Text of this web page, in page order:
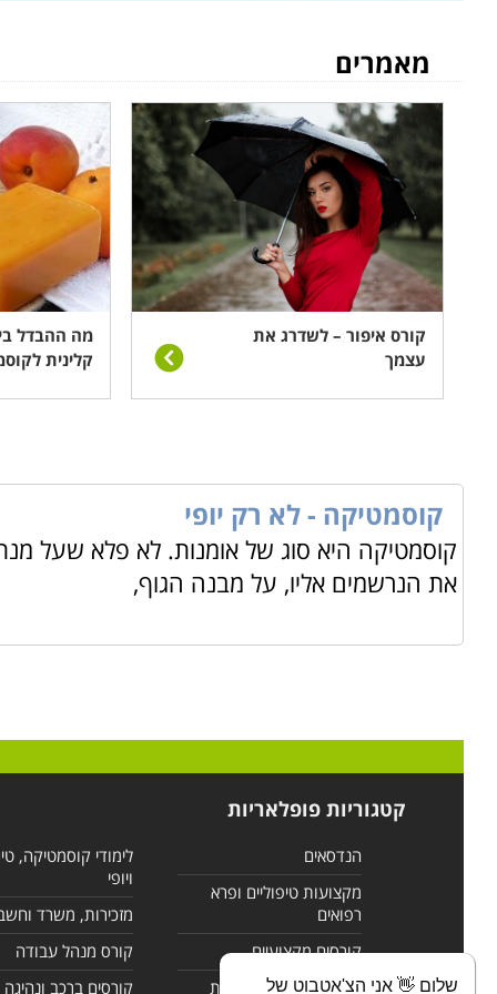
כמו כן, אלו הבוחרים להתמקצע צריכים להיות בעלי ידע
לכך, חשוב מאוד כי יראו ייצוגיים ומטופחים בעת
לקוחותיה ולכן עליה להיראות ללא דופי בעת העבודה.
המסלול אותו נדרשים לעבור על מנת לרכוש הכשרה
קיים מספר רב של התמחויות וקורסים כגון, קורס בניית
רפואית; קורס איפוראואיפור קבוע; קורסעיצוב שיער ועוד,
יחד עם זאת, חשוב מאוד לא להתפשר על איכות ההשכלה
את זה אשר יספק את ההכשרה המקצועית והמקיפה ביותר
סלוני כלות, או כעצמאיים. ניתן לעבוד כקוסמטיקאית
מאמרים
קורס איפור – לשדרג את
עצמך
מה ההבדל
קלינית
קוסמטיקה - לא רק יופי
קוסמטיקה היא סוג של אומנות. לא פלא שעל
את הנרשמים אליו, על מבנה הגוף,
קטגוריות פופלאריות
הנדסאים
מקצועות טיפוליים ופרא
רפואים
קורסים מקצועיים
לימודי מחשבים ורשתות
לימודי קוסמטיקה,
ויופי
מזכירות, משרד
קורס מנהל עבודה
קורסים ברכב ונהיגה
שלום 👋 אני הצ'אטבוט של